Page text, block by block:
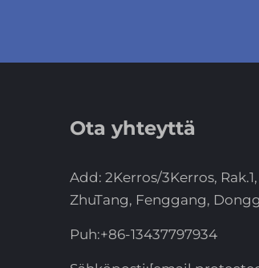
Ota yhteyttä
Add: 2Kerros/3Kerros,
ZhuTang, Fenggang,
Puh:+86-13437797934